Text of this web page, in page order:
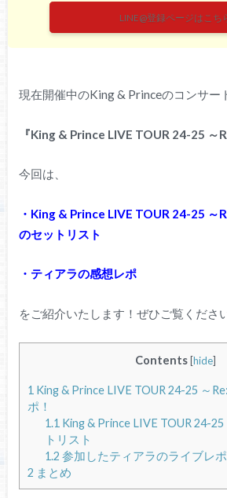
LINE@登録ページはこち
現在開催中のKing & Princeのコンサー
『King & Prince LIVE TOUR 24-25 ～
今回は、
・King & Prince LIVE TOUR 24-25 ～
のセットリスト
・ティアラの感想レポ
をご紹介いたします！ぜひご覧くださ
Contents [hide]
1 King & Prince LIVE TOUR 24-25 ～
ポ！
1.1 King & Prince LIVE TOUR 24-25
トリスト
1.2 参加したティアラのライブレポ
2 まとめ